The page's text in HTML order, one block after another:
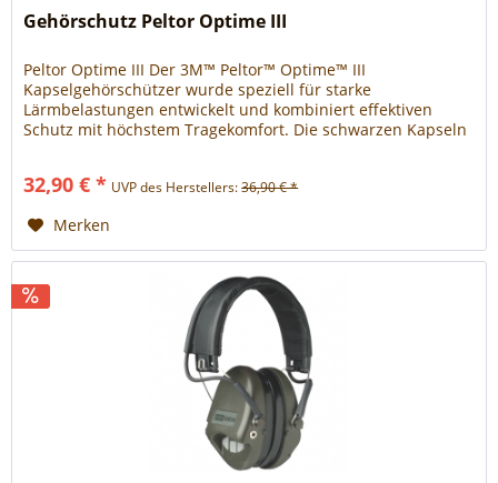
Gehörschutz Peltor Optime III
Peltor Optime III Der 3M™ Peltor™ Optime™ III
Kapselgehörschützer wurde speziell für starke
Lärmbelastungen entwickelt und kombiniert effektiven
Schutz mit höchstem Tragekomfort. Die schwarzen Kapseln
Doppelschalentechnologie, welche die Resonanz im Inneren
32,90 € * UVP des Herstellers:36,90 € *
Merken